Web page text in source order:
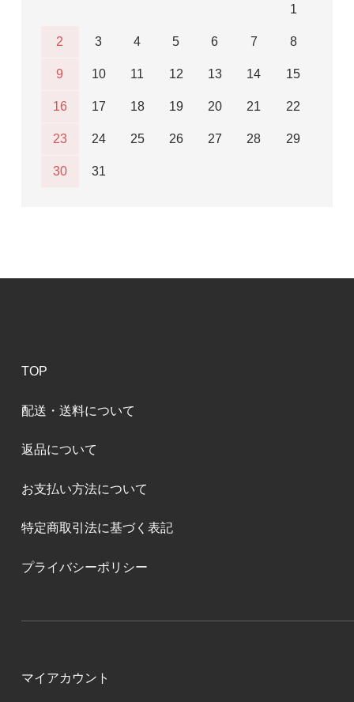
1
2 3 4 5 6 7 8
9 10 11 12 13 14 15
16 17 18 19 20 21 22
23 24 25 26 27 28 29
30 31
TOP
配送・送料について
返品について
お支払い方法について
特定商取引法に基づく表記
プライバシーポリシー
マイアカウント